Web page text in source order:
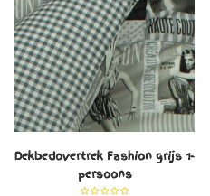
Dekbedovertrek Fashion grijs 1-
persoons